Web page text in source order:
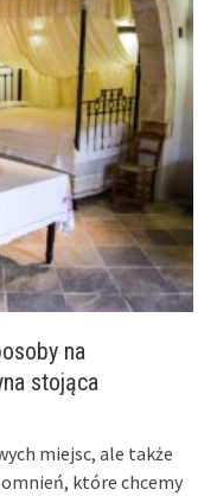
na
stojąca
miejsc, ale także
które chcemy